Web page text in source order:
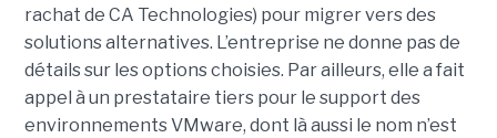
rachat de CA Technologies) pour migrer vers des
solutions alternatives. L’entreprise ne donne pas de
détails sur les options choisies. Par ailleurs, elle a fait
appel à un prestataire tiers pour le support des
environnements VMware, dont là aussi le nom n’est